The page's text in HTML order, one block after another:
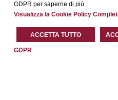
GDPR per saperne di più.
Visualizza la Cookie Policy
ACCETTA TUTTO
GDPR